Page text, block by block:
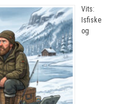
Vits:
Isfiske
og